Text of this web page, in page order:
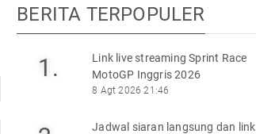
BERITA TERPOPULER
1.
Link live streaming Sprint Race
MotoGP Inggris 2026
8 Agt 2026 21:46
Jadwal siaran langsung dan link